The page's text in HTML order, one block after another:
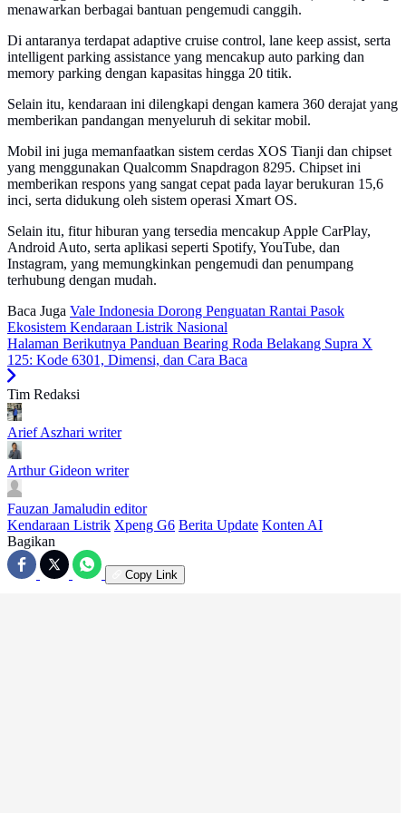
menawarkan berbagai bantuan pengemudi canggih.
Di antaranya terdapat adaptive cruise control, lane keep assist, serta
intelligent parking assistance yang mencakup auto parking dan
memory parking dengan kapasitas hingga 20 titik.
Selain itu, kendaraan ini dilengkapi dengan kamera 360 derajat yang
memberikan pandangan menyeluruh di sekitar mobil.
Mobil ini juga memanfaatkan sistem cerdas XOS Tianji dan chipset
yang menggunakan Qualcomm Snapdragon 8295. Chipset ini
memberikan respons yang sangat cepat pada layar berukuran 15,6
inci, serta didukung oleh sistem operasi Xmart OS.
Selain itu, fitur hiburan yang tersedia mencakup Apple CarPlay,
Android Auto, serta aplikasi seperti Spotify, YouTube, dan
Instagram, yang memungkinkan pengemudi dan penumpang
terhubung dengan mudah.
Baca Juga Vale Indonesia Dorong Penguatan Rantai Pasok
Ekosistem Kendaraan Listrik Nasional
Halaman Berikutnya Panduan Bearing Roda Belakang Supra X
125: Kode 6301, Dimensi, dan Cara Baca
Tim Redaksi
Arief Aszhari writer
Arthur Gideon writer
Fauzan Jamaludin editor
Kendaraan Listrik Xpeng G6 Berita Update Konten AI
Bagikan
Copy Link